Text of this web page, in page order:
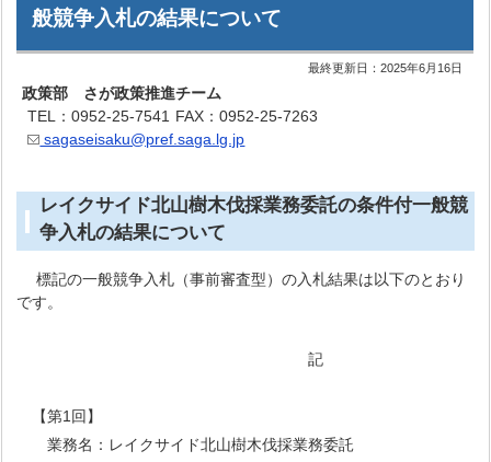
般競争入札の結果について
最終更新日：2025年6月16日
政策部 さが政策推進チーム
TEL：0952-25-7541 FAX：0952-25-7263
sagaseisaku@pref.saga.lg.jp
レイクサイド北山樹木伐採業務委託の条件付一般競
争入札の結果について
標記の一般競争入札（事前審査型）の入札結果は以下のとおり
です。
記
【第1回】
業務名：レイクサイド北山樹木伐採業務委託